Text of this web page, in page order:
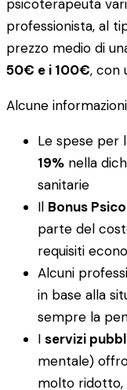
psicoterapeuta
professionista, al
prezzo medio di
50€ e i 100€, con
Alcune
Le spese per
19% nella
sanitarie
Il Bonus
parte del
requisiti
Alcuni
in base alla
sempre la
I servizi
mentale)
molto ridotto,